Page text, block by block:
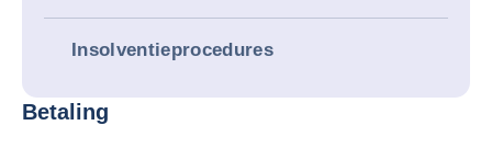
Insolventieprocedures
Betaling